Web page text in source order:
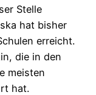
Stelle
hat bisher
erreicht.
die in den
meisten
hat.